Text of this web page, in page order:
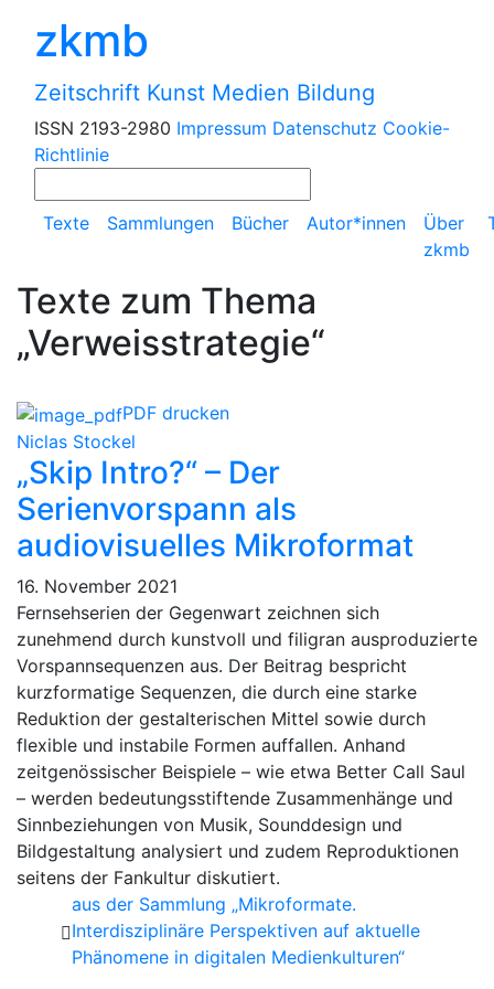
zkmb
Zeitschrift Kunst Medien Bildung
ISSN 2193-2980 Impressum Datenschutz Cookie-
Richtlinie
Texte Sammlungen Bücher Autor*innen
Über
zkmb
Texte zum Thema
„Verweisstrategie“
PDF drucken
Niclas Stockel
„Skip Intro?“ – Der
Serienvorspann als
audiovisuelles Mikroformat
16. November 2021
Fernsehserien der Gegenwart zeichnen sich
zunehmend durch kunstvoll und filigran ausproduzierte
Vorspannsequenzen aus. Der Beitrag bespricht
kurzformatige Sequenzen, die durch eine starke
Reduktion der gestalterischen Mittel sowie durch
flexible und instabile Formen auffallen. Anhand
zeitgenössischer Beispiele – wie etwa Better Call Saul
– werden bedeutungsstiftende Zusammenhänge und
Sinnbeziehungen von Musik, Sounddesign und
Bildgestaltung analysiert und zudem Reproduktionen
seitens der Fankultur diskutiert.
aus der Sammlung „Mikroformate.
Interdisziplinäre Perspektiven auf aktuelle
Phänomene in digitalen Medienkulturen“